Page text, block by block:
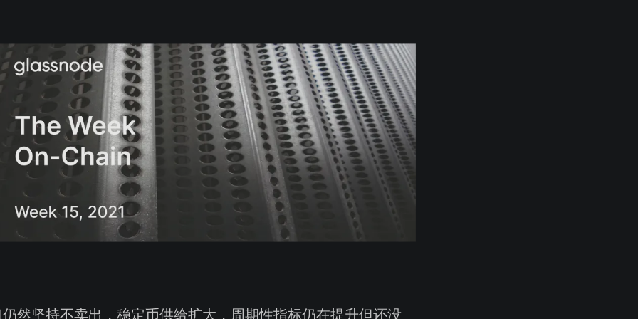
然坚持不卖出，稳定币供给扩大，周期性指标仍在提升但还没